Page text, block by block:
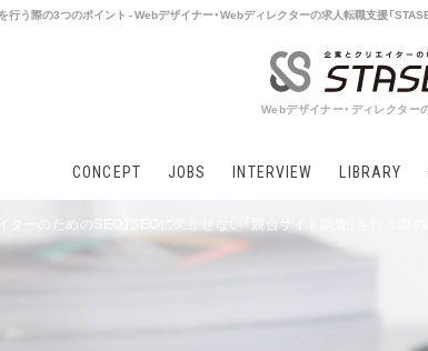
う際の3つのポイント - Webデザイナー・Webディレクターの求人転職支援「
Webデザイナー・ディレクター
CONCEPT JOBS INTERVIEW LIBRARY
イターのためのSEO】SEOに欠かせない「競合サイト調査」を行う際